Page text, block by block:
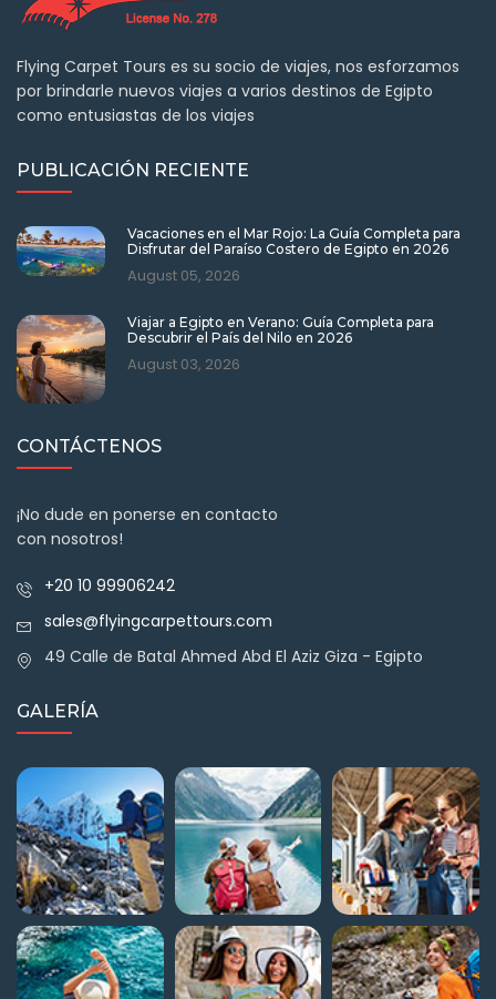
Flying Carpet Tours es su socio de viajes, nos esforzamos
por brindarle nuevos viajes a varios destinos de Egipto
como entusiastas de los viajes
PUBLICACIÓN RECIENTE
Vacaciones en el Mar Rojo: La Guía Completa para
Disfrutar del Paraíso Costero de Egipto en 2026
August 05, 2026
Viajar a Egipto en Verano: Guía Completa para
Descubrir el País del Nilo en 2026
August 03, 2026
CONTÁCTENOS
¡No dude en ponerse en contacto
con nosotros!
+20 10 99906242
sales@flyingcarpettours.com
49 Calle de Batal Ahmed Abd El Aziz Giza - Egipto
GALERÍA